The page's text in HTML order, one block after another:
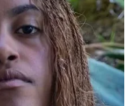
azul e branco